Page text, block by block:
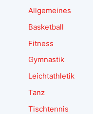
Allgemeines
Basketball
Fitness
Gymnastik
Leichtathletik
Tanz
Tischtennis